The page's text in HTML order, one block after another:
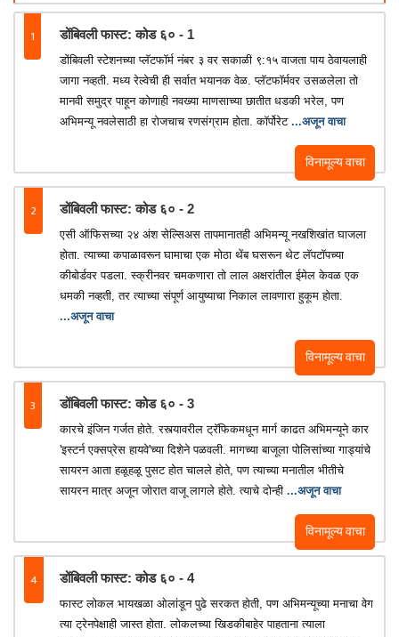
1 डोंबिवली फास्ट: कोड ६० - 1
विनामूल्य वाचा
डोंबिवली स्टेशनच्या प्लॅटफॉर्म नंबर ३ वर सकाळी ९:१५ वाजता पाय ठेवायलाही
जागा नव्हती. मध्य रेल्वेची ही सर्वात भयानक वेळ. प्लॅटफॉर्मवर उसळलेला तो
मानवी समुद्र पाहून कोणाही नवख्या माणसाच्या छातीत धडकी भरेल, पण
अभिमन्यू नवलेसाठी हा रोजचाच रणसंग्राम होता. कॉर्पोरेट ...अजून वाचा
2 डोंबिवली फास्ट: कोड ६० - 2
विनामूल्य वाचा
एसी ऑफिसच्या २४ अंश सेल्सिअस तापमानातही अभिमन्यू नखशिखांत घाजला
होता. त्याच्या कपाळावरून घामाचा एक मोठा थेंब घसरून थेट लॅपटॉपच्या
कीबोर्डवर पडला. स्क्रीनवर चमकणारा तो लाल अक्षरांतील ईमेल केवळ एक
धमकी नव्हती, तर त्याच्या संपूर्ण आयुष्याचा निकाल लावणारा हुकूम होता.
...अजून वाचा
3 डोंबिवली फास्ट: कोड ६० - 3
विनामूल्य वाचा
कारचे इंजिन गर्जत होते. रस्त्यावरील ट्रॅफिकमधून मार्ग काढत अभिमन्यूने कार
'इस्टर्न एक्सप्रेस हायवे'च्या दिशेने पळवली. मागच्या बाजूला पोलिसांच्या गाड्यांचे
सायरन आता हळूहळू पुसट होत चालले होते, पण त्याच्या मनातील भीतीचे
सायरन मात्र अजून जोरात वाजू लागले होते. त्याचे दोन्ही ...अजून वाचा
4 डोंबिवली फास्ट: कोड ६० - 4
फास्ट लोकल भायखळा ओलांडून पुढे सरकत होती, पण अभिमन्यूच्या मनाचा वेग
त्या ट्रेनपेक्षाही जास्त होता. लोकलच्या खिडकीबाहेर पाहताना त्याला